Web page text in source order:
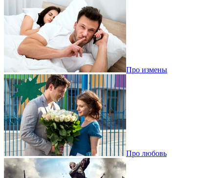
Про измены
Про любовь